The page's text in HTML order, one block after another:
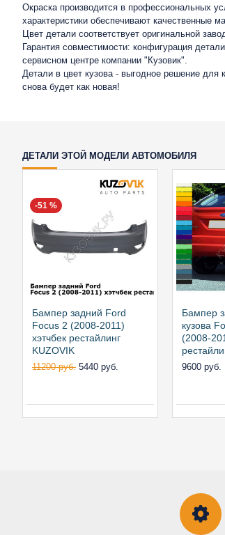
Окраска производится в профессиональных
характеристики обеспечивают качественные
Цвет детали соответствует оригинальной
Гарантия совместимости: конфигурация
сервисном центре компании "Кузовик".
Детали в цвет кузова - выгодное решение для
снова будет как новая!
ДЕТАЛИ ЭТОЙ МОДЕЛИ АВТОМОБИЛЯ
-51 %
Бампер задний Ford
Focus 2 (2008-2011)
хэтчбек рестайлинг
KUZOVIK
11200 руб. 5440 руб.
Бампер
кузова
(2008-
9600 руб.